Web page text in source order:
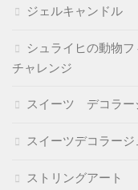
ジェルキャンドル
シュライヒの動物
チャレンジ
スイーツ デコラー
スイーツデコラージ
ストリングアート